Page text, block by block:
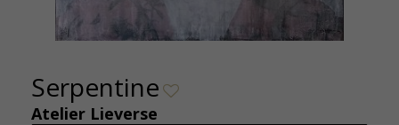
Serpentine
Atelier Lieverse